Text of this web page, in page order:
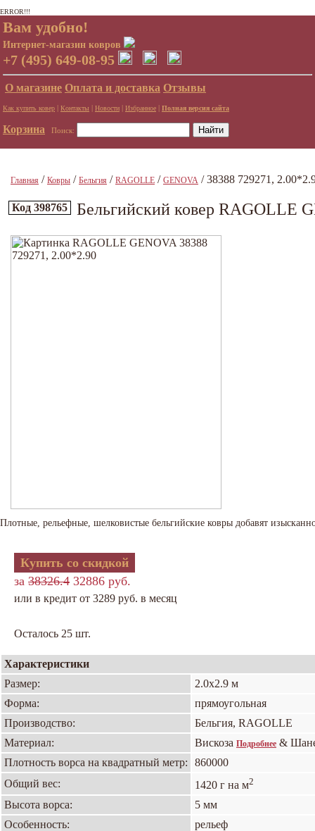
ERROR!!!
Вам удобно!
Интернет-магазин ковров
+7 (495) 649-08-95
О магазине Оплата и доставка Отзывы
Как купить ковер | Контакты | Новости | Избранное | Полная версия сайта
Корзина Поиск:
Главная / Ковры / Бельгия / RAGOLLE / GENOVA / 38388 729271,
Код 398765 Бельгийский ковер RAGOLLE
Плотные, рельефные, шелковистые бельгийские ковры добавят
Купить со скидкой
за 38326.4 32886 руб.
или в кредит от 3289 руб. в месяц
Осталось 25 шт.
Характеристики
Размер:
2.0х2.9 м
Форма:
прямоугольная
Производство:
Бельгия, RAGOLLE
Материал:
Вискоза Подробнее &
Плотность ворса на квадратный метр:
860000
Общий вес:
1420 г на м2
Высота ворса:
5 мм
Особенность:
рельеф